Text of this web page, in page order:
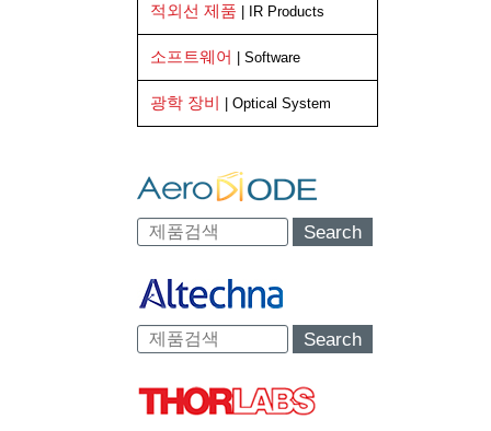
적외선 제품 | IR Products
소프트웨어 | Software
광학 장비 | Optical System
Search
Search